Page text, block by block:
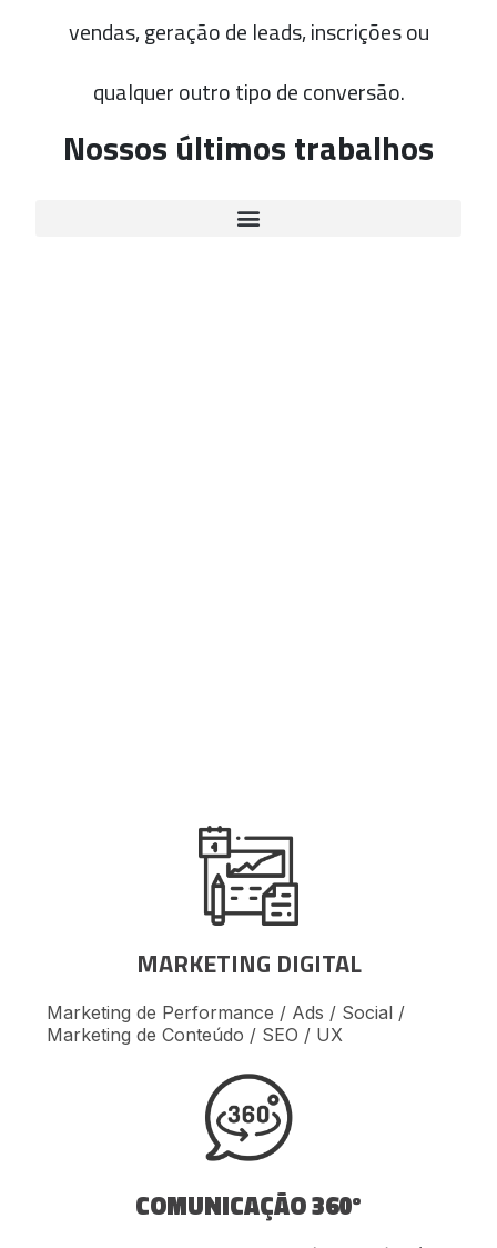
vendas, geração de leads, inscrições ou
qualquer outro tipo de conversão.
Nossos últimos trabalhos
MARKETING DIGITAL
Marketing de Performance / Ads / Social /
Marketing de Conteúdo / SEO / UX
COMUNICAÇÃO 360º